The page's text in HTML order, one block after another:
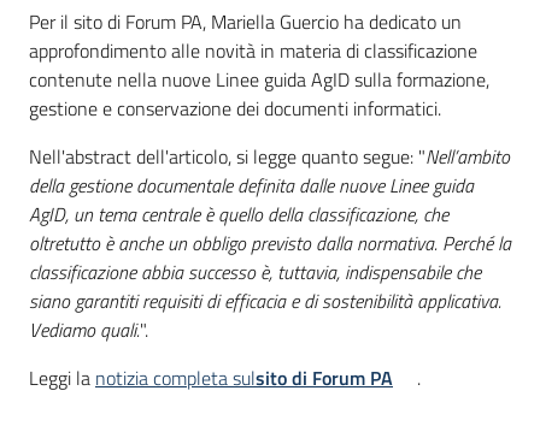
Introduzione
Per il sito di Forum PA, Mariella Guercio ha dedicato un
approfondimento alle novità in materia di classificazione
contenute nella nuove Linee guida AgID sulla formazione,
gestione e conservazione dei documenti informatici.
Nell'abstract dell'articolo, si legge quanto segue: "Nell’ambito
della gestione documentale definita dalle nuove Linee guida
AgID, un tema centrale è quello della classificazione, che
oltretutto è anche un obbligo previsto dalla normativa. Perché la
classificazione abbia successo è, tuttavia, indispensabile che
siano garantiti requisiti di efficacia e di sostenibilità applicativa.
Vediamo quali.".
Leggi la notizia completa sulsito di Forum PA .